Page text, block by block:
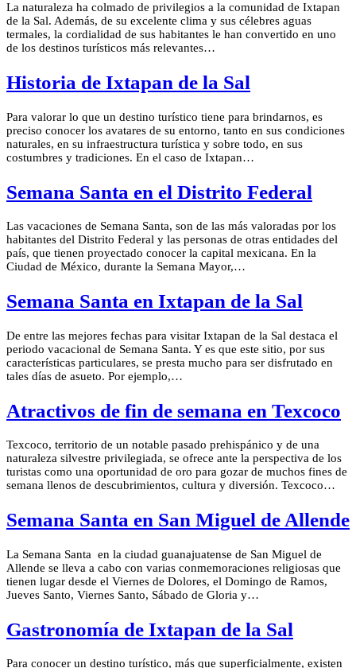
La naturaleza ha colmado de privilegios a la comunidad de Ixtapan
de la Sal. Además, de su excelente clima y sus célebres aguas
termales, la cordialidad de sus habitantes le han convertido en uno
de los destinos turísticos más relevantes…
Historia de Ixtapan de la Sal
Para valorar lo que un destino turístico tiene para brindarnos, es
preciso conocer los avatares de su entorno, tanto en sus condiciones
naturales, en su infraestructura turística y sobre todo, en sus
costumbres y tradiciones. En el caso de Ixtapan…
Semana Santa en el Distrito Federal
Las vacaciones de Semana Santa, son de las más valoradas por los
habitantes del Distrito Federal y las personas de otras entidades del
país, que tienen proyectado conocer la capital mexicana. En la
Ciudad de México, durante la Semana Mayor,…
Semana Santa en Ixtapan de la Sal
De entre las mejores fechas para visitar Ixtapan de la Sal destaca el
periodo vacacional de Semana Santa. Y es que este sitio, por sus
características particulares, se presta mucho para ser disfrutado en
tales días de asueto. Por ejemplo,…
Atractivos de fin de semana en Texcoco
Texcoco, territorio de un notable pasado prehispánico y de una
naturaleza silvestre privilegiada, se ofrece ante la perspectiva de los
turistas como una oportunidad de oro para gozar de muchos fines de
semana llenos de descubrimientos, cultura y diversión. Texcoco…
Semana Santa en San Miguel de Allende
La Semana Santa en la ciudad guanajuatense de San Miguel de
Allende se lleva a cabo con varias conmemoraciones religiosas que
tienen lugar desde el Viernes de Dolores, el Domingo de Ramos,
Jueves Santo, Viernes Santo, Sábado de Gloria y…
Gastronomía de Ixtapan de la Sal
Para conocer un destino turístico, más que superficialmente, existen